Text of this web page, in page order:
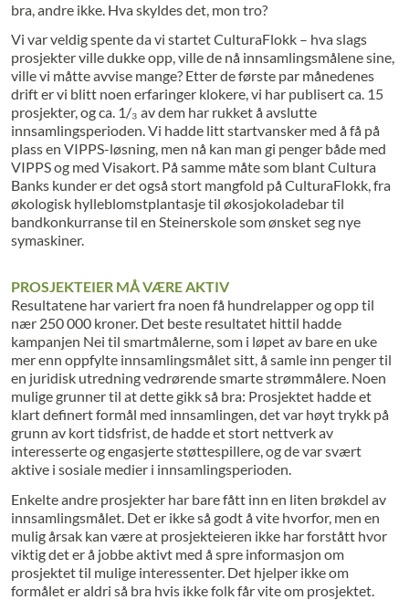
bra, andre ikke. Hva skyldes det, mon tro?
Vi var veldig spente da vi startet CulturaFlokk – hva slags
prosjekter ville dukke opp, ville de nå innsamlingsmålene sine,
ville vi måtte avvise mange? Etter de første par månedenes
drift er vi blitt noen erfaringer klokere, vi har publisert ca. 15
prosjekter, og ca. 1/₃ av dem har rukket å avslutte
innsamlingsperioden. Vi hadde litt startvansker med å få på
plass en VIPPS-løsning, men nå kan man gi penger både med
VIPPS og med Visakort. På samme måte som blant Cultura
Banks kunder er det også stort mangfold på CulturaFlokk, fra
økologisk hylleblomstplantasje til økosjokoladebar til
bandkonkurranse til en Steinerskole som ønsket seg nye
symaskiner.
PROSJEKTEIER MÅ VÆRE AKTIV
Resultatene har variert fra noen få hundrelapper og opp til
nær 250 000 kroner. Det beste resultatet hittil hadde
kampanjen Nei til smartmålerne, som i løpet av bare en uke
mer enn oppfylte innsamlingsmålet sitt, å samle inn penger til
en juridisk utredning vedrørende smarte strømmålere. Noen
mulige grunner til at dette gikk så bra: Prosjektet hadde et
klart definert formål med innsamlingen, det var høyt trykk på
grunn av kort tidsfrist, de hadde et stort nettverk av
interesserte og engasjerte støttespillere, og de var svært
aktive i sosiale medier i innsamlingsperioden.
Enkelte andre prosjekter har bare fått inn en liten brøkdel av
innsamlingsmålet. Det er ikke så godt å vite hvorfor, men en
mulig årsak kan være at prosjekteieren ikke har forstått hvor
viktig det er å jobbe aktivt med å spre informasjon om
prosjektet til mulige interessenter. Det hjelper ikke om
formålet er aldri så bra hvis ikke folk får vite om prosjektet.